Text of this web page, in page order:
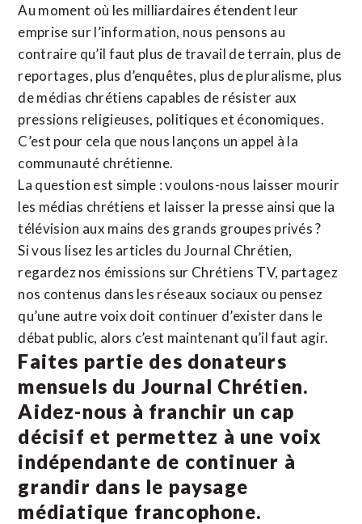
Au moment où les milliardaires étendent leur
emprise sur l’information, nous pensons au
contraire qu’il faut plus de travail de terrain, plus de
reportages, plus d’enquêtes, plus de pluralisme, plus
de médias chrétiens capables de résister aux
pressions religieuses, politiques et économiques.
C’est pour cela que nous lançons un appel à la
communauté chrétienne.
La question est simple : voulons-nous laisser mourir
les médias chrétiens et laisser la presse ainsi que la
télévision aux mains des grands groupes privés ?
Si vous lisez les articles du Journal Chrétien,
regardez nos émissions sur Chrétiens TV, partagez
nos contenus dans les réseaux sociaux ou pensez
qu’une autre voix doit continuer d’exister dans le
débat public, alors c’est maintenant qu’il faut agir.
Faites partie des donateurs
mensuels du Journal Chrétien.
Aidez-nous à franchir un cap
décisif et permettez à une voix
indépendante de continuer à
grandir dans le paysage
médiatique francophone.